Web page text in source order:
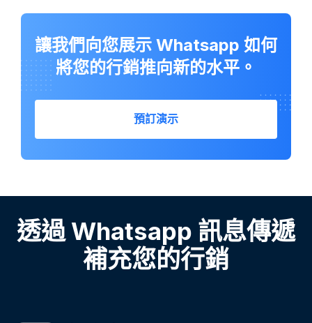
讓我們向您展示 Whatsapp 如何
將您的行銷推向新的水平。
預訂演示
透過 Whatsapp 訊息傳遞
補充您的行銷